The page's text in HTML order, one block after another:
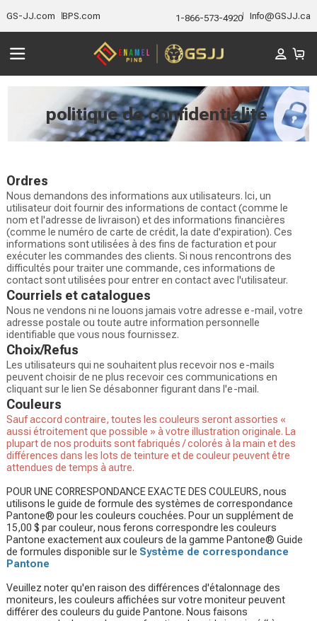
GS-JJ.com BPS.com 1-866-573-4920 Info@GSJJ.ca
politique de confidentialité
Ordres
Nous demandons des informations aux utilisateurs. Ici, un
utilisateur doit fournir des informations de contact (comme le
nom et l'adresse de livraison) et des informations financières
(comme le numéro de carte de crédit, la date d'expiration). Ces
informations sont utilisées à des fins de facturation et pour
exécuter les commandes des clients. Si nous rencontrons des
difficultés pour traiter une commande, ces informations de
contact sont utilisées pour entrer en contact avec l'utilisateur.
Courriels et catalogues
Nous ne vendons ni ne louons jamais votre adresse e-mail, votre
adresse postale ou toute autre information personnelle
identifiable que vous nous fournissez.
Choix/Refus
Les utilisateurs qui ne souhaitent plus recevoir nos e-mails
peuvent choisir de ne plus recevoir ces communications en
cliquant sur le lien Se désabonner figurant dans l'e-mail.
Couleurs
Sauf accord contraire, toutes les couleurs seront assorties «
aussi étroitement que possible » à votre illustration originale. La
plupart de nos produits sont fabriqués / colorés à la main et des
différences dans les lots de teinture et de couleur peuvent être
attendues de temps à autre.
POUR UNE CORRESPONDANCE EXACTE DES COULEURS, nous
utilisons le guide de formule des systèmes de correspondance
Pantone® pour les couleurs couchées. Pour un supplément de
15,00 $ par couleur, nous ferons correspondre les couleurs
Pantone exactement aux couleurs de la gamme Pantone® Guide
de formules disponible sur le Système de correspondance
Pantone
Veuillez noter qu'en raison des différences d'étalonnage des
moniteurs, les couleurs affichées sur votre moniteur peuvent
différer des couleurs du guide Pantone. Nous faisons